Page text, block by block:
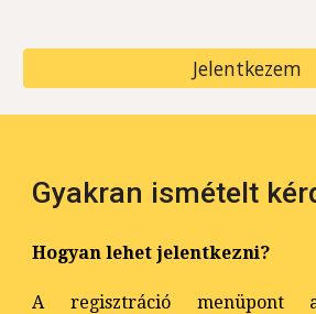
Jelentkezem
Gyakran ismételt
Hogyan lehet jelentkezni?
A regisztráció menüpont